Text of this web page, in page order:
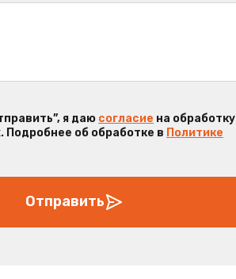
я даю согласие на обработку
Подробнее об обработке в Политике
Отправить